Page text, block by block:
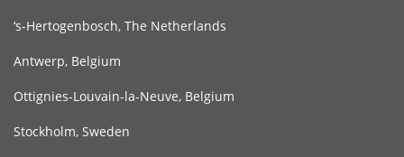
‘s-Hertogenbosch, The Netherlands
Antwerp, Belgium
Ottignies-Louvain-la-Neuve, Belgium
Stockholm, Sweden